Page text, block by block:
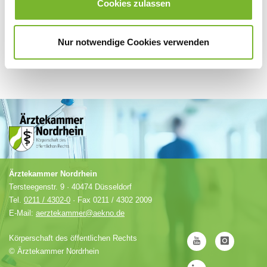
Cookies zulassen
Nur notwendige Cookies verwenden
Ärztekammer Nordrhein
Tersteegenstr. 9 · 40474 Düsseldorf
Tel. 0211 / 4302-0 · Fax 0211 / 4302 2009
E-Mail: aerztekammer@aekno.de
Körperschaft des öffentlichen Rechts
© Ärztekammer Nordrhein